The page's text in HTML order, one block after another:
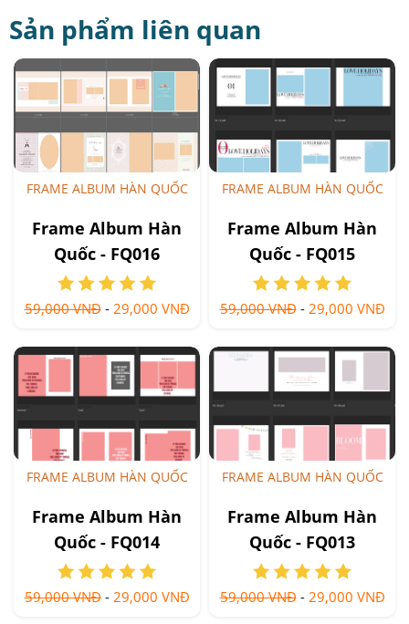
Sản phẩm liên quan
FRAME ALBUM HÀN QUỐC
Frame Album Hàn
Quốc - FQ016
59,000 VNĐ- 29,000 VNĐ
FRAME ALBUM HÀN QUỐC
Frame Album Hàn
Quốc - FQ015
59,000 VNĐ- 29,000 VNĐ
FRAME ALBUM HÀN QUỐC
Frame Album Hàn
Quốc - FQ014
59,000 VNĐ- 29,000 VNĐ
FRAME ALBUM HÀN QUỐC
Frame Album Hàn
Quốc - FQ013
59,000 VNĐ- 29,000 VNĐ